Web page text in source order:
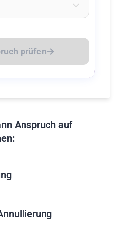
prüfen
Anspruch auf